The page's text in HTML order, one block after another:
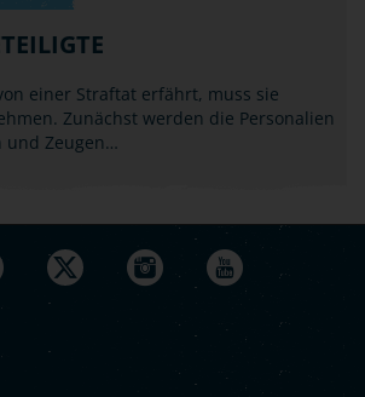
einer Straftat erfährt, muss sie
Zunächst werden die Personalien
und Zeugen…